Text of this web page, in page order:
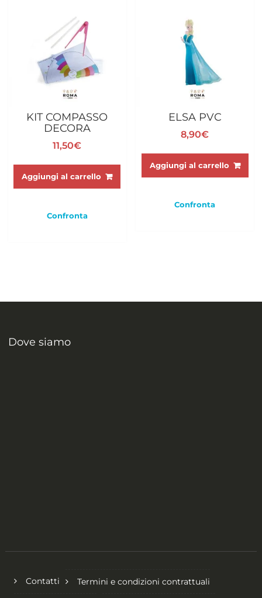
KIT COMPASSO
DECORA
11,50€
Aggiungi al carrello
Confronta
ELSA PVC
8,90€
Aggiungi al carrello
Confronta
Dove siamo
Contatti Termini e condizioni contrattuali